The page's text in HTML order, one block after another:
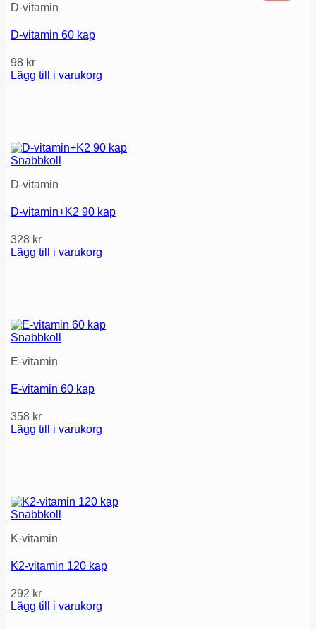
D-vitamin
D-vitamin 60 kap
98 kr
Lägg till i varukorg
Snabbkoll
D-vitamin
D-vitamin+K2 90 kap
328 kr
Lägg till i varukorg
Snabbkoll
E-vitamin
E-vitamin 60 kap
358 kr
Lägg till i varukorg
Snabbkoll
K-vitamin
K2-vitamin 120 kap
292 kr
Lägg till i varukorg